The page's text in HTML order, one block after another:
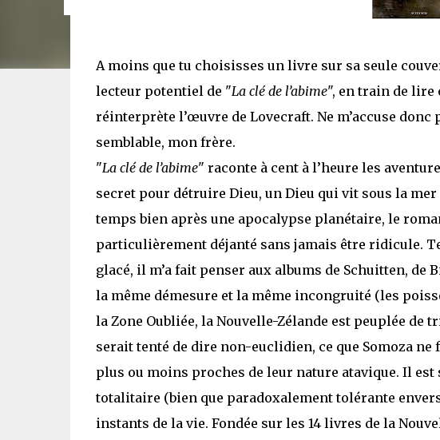
A moins que tu choisisses un livre sur sa seule
lecteur potentiel de "La clé de l’abime", en train de lire
réinterprète l’œuvre de Lovecraft. Ne m’accuse
semblable, mon frère.
"La clé de l’abime" raconte à cent à l’heure les
secret pour détruire Dieu, un Dieu qui vit sous la
temps bien après une apocalypse planétaire, le
particulièrement déjanté sans jamais être ridicule.
glacé, il m’a fait penser aux albums de Schuitten, de
la même démesure et la même incongruité (les
la Zone Oubliée, la Nouvelle-Zélande est peuplée de
serait tenté de dire non-euclidien, ce que Somoza
plus ou moins proches de leur nature atavique. Il
totalitaire (bien que paradoxalement tolérante
instants de la vie. Fondée sur les 14 livres de la